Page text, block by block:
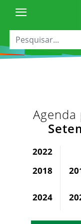
Agenda
2022
2018
2024